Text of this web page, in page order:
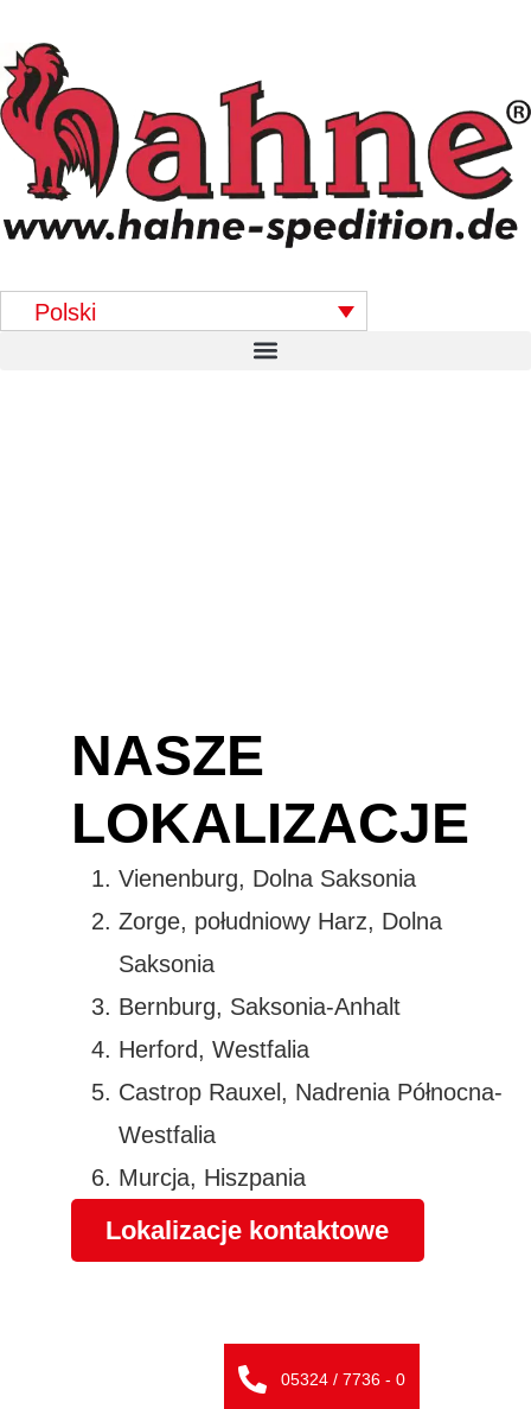
Polski
NASZE
LOKALIZACJE
Vienenburg, Dolna Saksonia
Zorge, południowy Harz, Dolna
Saksonia
Bernburg, Saksonia-Anhalt
Herford, Westfalia
Castrop Rauxel, Nadrenia Północna-
Westfalia
Murcja, Hiszpania
Lokalizacje kontaktowe
05324 / 7736 - 0